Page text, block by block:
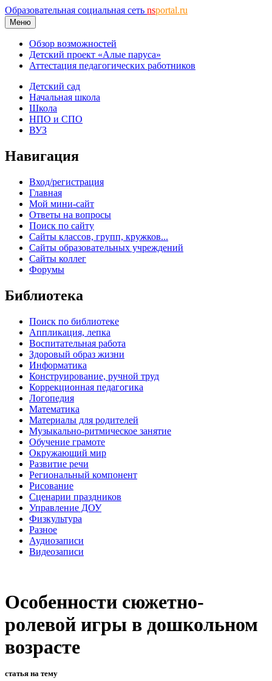
Образовательная социальная сеть nsportal.ru
Меню
Обзор возможностей
Детский проект «Алые паруса»
Аттестация педагогических работников
Детский сад
Начальная школа
Школа
НПО и СПО
ВУЗ
Навигация
Вход/регистрация
Главная
Мой мини-сайт
Ответы на вопросы
Поиск по сайту
Сайты классов, групп, кружков...
Сайты образовательных учреждений
Сайты коллег
Форумы
Библиотека
Поиск по библиотеке
Аппликация, лепка
Воспитательная работа
Здоровый образ жизни
Информатика
Конструирование, ручной труд
Коррекционная педагогика
Логопедия
Математика
Материалы для родителей
Музыкально-ритмическое занятие
Обучение грамоте
Окружающий мир
Развитие речи
Региональный компонент
Рисование
Сценарии праздников
Управление ДОУ
Физкультура
Разное
Аудиозаписи
Видеозаписи
Особенности сюжетно-
ролевой игры в дошкольном
возрасте
статья на тему